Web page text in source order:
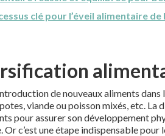
clé pour l’éveil alimentaire de
de nouveaux aliments
viande ou poisson mixés, etc.
pour assurer son développement
c’est une étape indispensable